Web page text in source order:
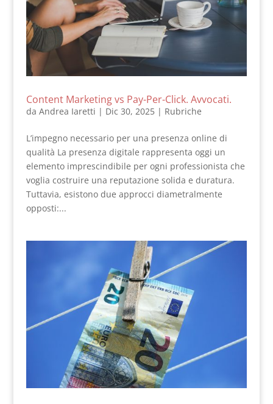
Content Marketing vs Pay-Per-Click. Avvocati.
da Andrea Iaretti | Dic 30, 2025| Rubriche
L’impegno necessario per una presenza online di
qualità La presenza digitale rappresenta oggi un
elemento imprescindibile per ogni professionista che
voglia costruire una reputazione solida e duratura.
Tuttavia, esistono due approcci diametralmente
opposti:...